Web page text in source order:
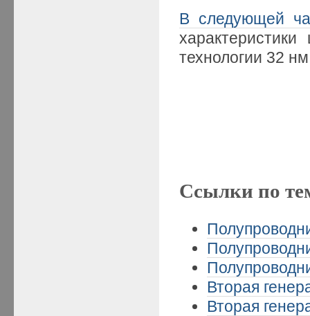
В следующей
технологии 32
Ссылки по
Вторая
Вторая